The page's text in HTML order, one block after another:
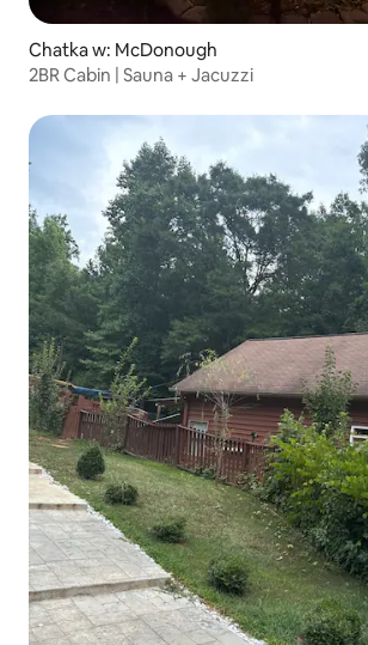
Chatka w: McDonough
2BR Cabin | Sauna + Jacuzzi